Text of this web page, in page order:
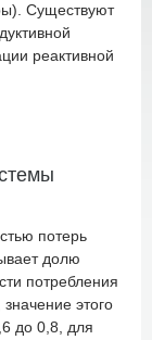
Существуют
реактивной
потерь
долю
потребления
этого
до 0,8, для